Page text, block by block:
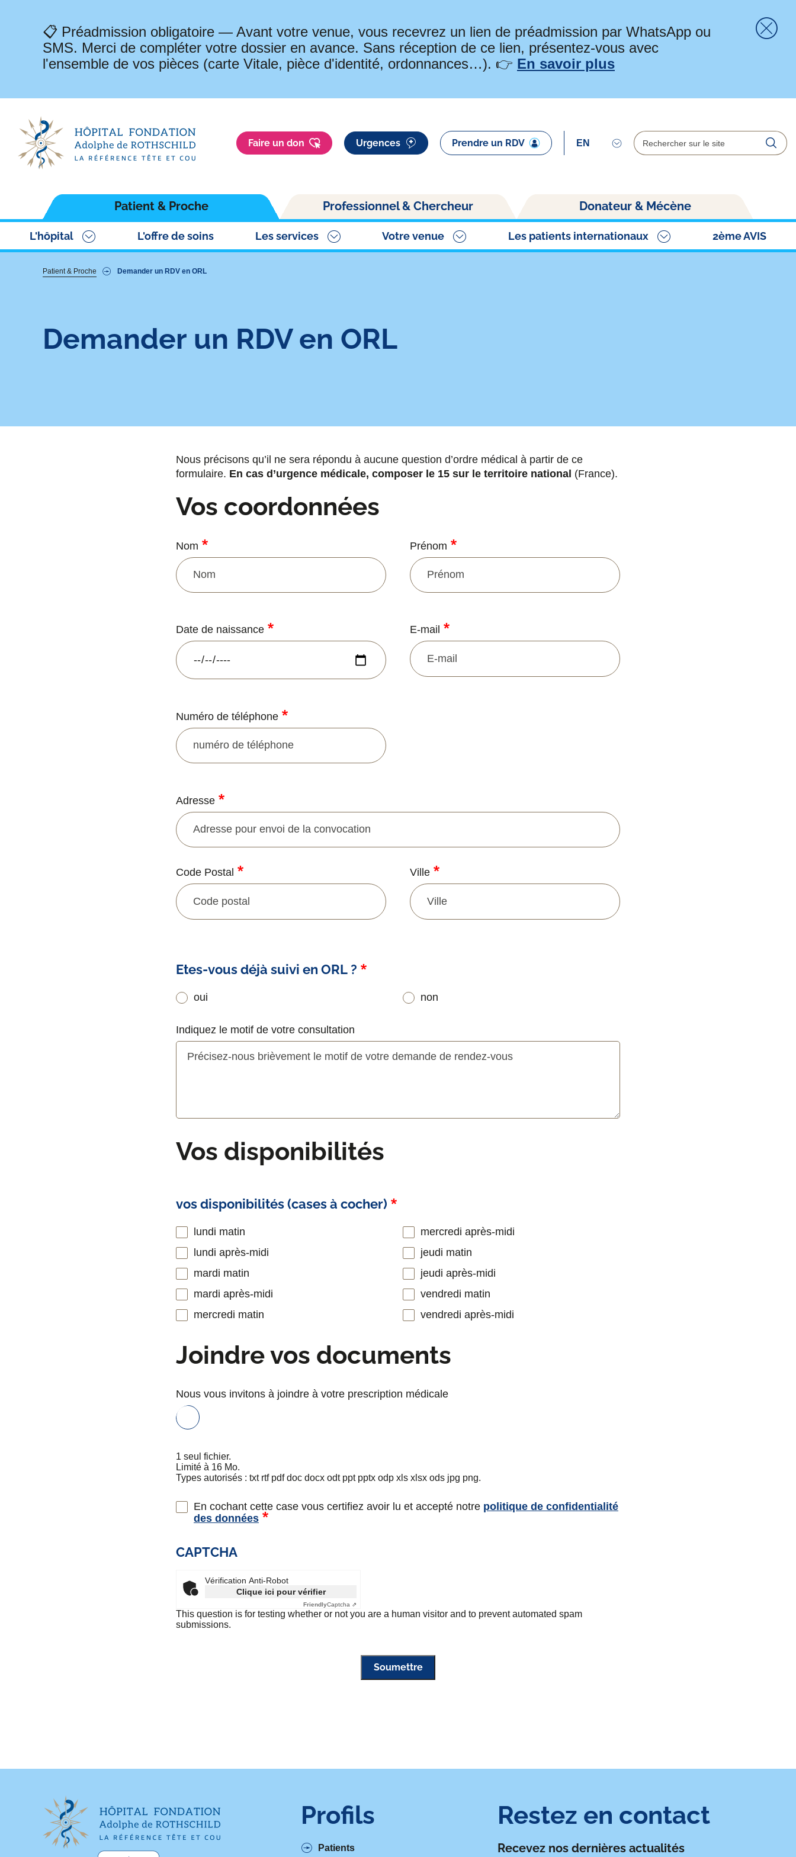
📋 Préadmission obligatoire — Avant votre venue, vous recevrez un lien de préadmission par WhatsApp ou
SMS. Merci de compléter votre dossier en avance. Sans réception de ce lien, présentez-vous avec
l'ensemble de vos pièces (carte Vitale, pièce d'identité, ordonnances…). 👉 En savoir plus
Faire un don Urgences Prendre un RDV Rechercher
Patient & Proche
L'hôpital L'offre de soins Les services Votre venue Les patients internationaux 2ème AVIS
Professionnel & Chercheur Donateur & Mécène
Fil
Patient & Proche Demander un RDV en ORL
Demander un RDV en ORL
Nous précisons qu’il ne sera répondu à aucune question d’ordre médical à partir de ce
formulaire. En cas d’urgence médicale, composer le 15 sur le territoire national (France).
Vos coordonnées
Nom Prénom
Date de naissance E-mail
Numéro de téléphone
Adresse
CP
et
Code Postal Ville
Nouveau
patient
Etes-vous déjà suivi en ORL ?
oui non
Indiquez le motif de votre consultation
Vos disponibilités
vos disponibilités (cases à cocher)
lundi matin
lundi après-midi
mardi matin
mardi après-midi
mercredi matin
mercredi après-midi
jeudi matin
jeudi après-midi
vendredi matin
vendredi après-midi
Joindre vos documents
Nous vous invitons à joindre à votre prescription médicale
1 seul fichier.
Limité à 16 Mo.
Types autorisés : txt rtf pdf doc docx odt ppt pptx odp xls xlsx ods jpg png.
En cochant cette case vous certifiez avoir lu et accepté notre politique de confidentialité
des données
CAPTCHA
Vérification Anti-Robot
Clique ici pour vérifier
FriendlyCaptcha ⇗
This question is for testing whether or not you are a human visitor and to prevent automated spam
submissions.
Soumettre
Profils
Patients
Restez en contact
Recevez nos dernières actualités